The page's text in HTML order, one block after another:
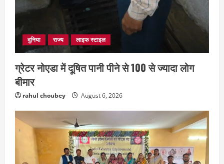
दुनिया राज्य लाइफ स्टाइल
ग्रेटर नोएडा में दूषित पानी पीने से 100 से ज्यादा लोग
बीमार
rahul choubey August 6, 2026